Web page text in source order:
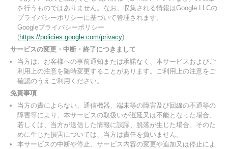
を行うものではありません。なお、収集される情報はGoogle LLCの
プライバシーポリシーに基づいて管理されます。
Googleプライバシーポリシー
(https://policies.google.com/privacy)
サービスの変更・中断・終了につきまして
当方は、お客様への事前通知または承諾なく、本サービスおよびご
利用上の注意を随時変更することがあります。ご利用上の注意をご
確認のうえご利用ください。
免責事項
当方の責によらない、通信機器、端末等の障害及び回線の不通等の
障害等により、本サービスの取扱いが遅延又は不能となった場合、
若しくは、当方が送信した情報に誤謬、脱落が生じた場合、そのた
めに生じた損害については、当方は責任を負いません。
本サービスの中断や停止、サービス内容の変更や追加又は停止によ